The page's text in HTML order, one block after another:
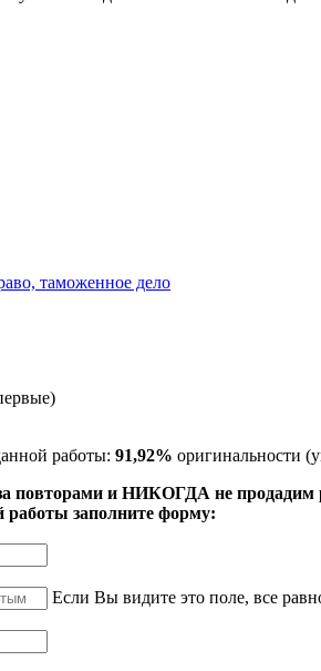
таможенное дело
работы: 91,92% оригинальности
повторами и НИКОГДА не продадим
работы заполните форму:
Если Вы видите это поле, все